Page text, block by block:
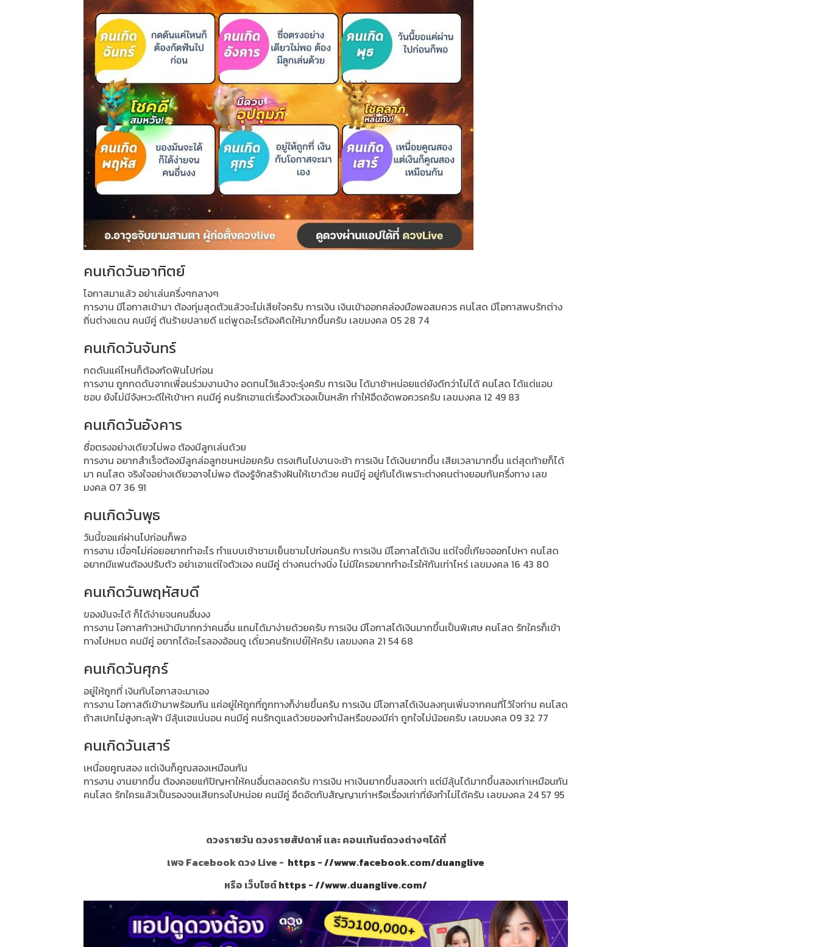
คนเกิดวันอาทิตย์
โอกาสมาแล้ว อย่าเล่นครึ่งๆกลางๆ
การงาน มีโอกาสเข้ามา ต้องทุ่มสุดตัวแล้วจะไม่เสียใจครับ การเงิน เงินเข้าออกคล่องมือพอสมควร คนโสด มีโอกาสพบรักต่าง
ถิ่นต่างแดน คนมีคู่ ต้นร้ายปลายดี แต่พูดอะไรต้องคิดให้มากขึ้นครับ เลขมงคล 05 28 74
คนเกิดวันจันทร์
กดดันแค่ไหนก็ต้องกัดฟันไปก่อน
การงาน ถูกกดดันจากเพื่อนร่วมงานบ้าง อดทนไว้แล้วจะรุ่งครับ การเงิน ได้มาช้าหน่อยแต่ยังดีกว่าไม่ได้ คนโสด ได้แต่แอบ
ชอบ ยังไม่มีจังหวะดีให้เข้าหา คนมีคู่ คนรักเอาแต่เรื่องตัวเองเป็นหลัก ทำให้อึดอัดพอควรครับ เลขมงคล 12 49 83
คนเกิดวันอังคาร
ซื่อตรงอย่างเดียวไม่พอ ต้องมีลูกเล่นด้วย
การงาน อยากสำเร็จต้องมีลูกล่อลูกชนหน่อยครับ ตรงเกินไปงานจะช้า การเงิน ได้เงินยากขึ้น เสียเวลามากขึ้น แต่สุดท้ายก็ได้
มา คนโสด จริงใจอย่างเดียวอาจไม่พอ ต้องรู้จักสร้างฝันให้เขาด้วย คนมีคู่ อยู่กันได้เพราะต่างคนต่างยอมกันครึ่งทาง เลข
มงคล 07 36 91
คนเกิดวันพุธ
วันนี้ขอแค่ผ่านไปก่อนก็พอ
การงาน เบื่อๆไม่ค่อยอยากทำอะไร ทำแบบเช้าชามเย็นชามไปก่อนครับ การเงิน มีโอกาสได้เงิน แต่ใจขี้เกียจออกไปหา คนโสด
อยากมีแฟนต้องปรับตัว อย่าเอาแต่ใจตัวเอง คนมีคู่ ต่างคนต่างนิ่ง ไม่มีใครอยากทำอะไรให้กันเท่าไหร่ เลขมงคล 16 43 80
คนเกิดวันพฤหัสบดี
ของมันจะได้ ก็ได้ง่ายจนคนอื่นงง
การงาน โอกาสก้าวหน้ามีมากกว่าคนอื่น แถมได้มาง่ายด้วยครับ การเงิน มีโอกาสได้เงินมากขึ้นเป็นพิเศษ คนโสด รักใครก็เข้า
ทางไปหมด คนมีคู่ อยากได้อะไรลองอ้อนดู เดี๋ยวคนรักเปย์ให้ครับ เลขมงคล 21 54 68
คนเกิดวันศุกร์
อยู่ให้ถูกที่ เงินกับโอกาสจะมาเอง
การงาน โอกาสดีเข้ามาพร้อมกัน แค่อยู่ให้ถูกที่ถูกทางก็ง่ายขึ้นครับ การเงิน มีโอกาสได้เงินลงทุนเพิ่มจากคนที่ไว้ใจท่าน คนโสด
ถ้าสเปกไม่สูงทะลุฟ้า มีลุ้นเฮแน่นอน คนมีคู่ คนรักดูแลด้วยของกำนัลหรือของมีค่า ถูกใจไม่น้อยครับ เลขมงคล 09 32 77
คนเกิดวันเสาร์
เหนื่อยคูณสอง แต่เงินก็คูณสองเหมือนกัน
การงาน งานยากขึ้น ต้องคอยแก้ปัญหาให้คนอื่นตลอดครับ การเงิน หาเงินยากขึ้นสองเท่า แต่มีลุ้นได้มากขึ้นสองเท่าเหมือนกัน
คนโสด รักใครแล้วเป็นรองจนเสียทรงไปหน่อย คนมีคู่ อึดอัดกับสัญญาเก่าหรือเรื่องเก่าที่ยังทำไม่ได้ครับ เลขมงคล 24 57 95
ดวงรายวัน ดวงรายสัปดาห์ และ คอนเท้นต์ดวงต่างๆได้ที่
เพจ Facebook ดวง Live - https - //www.facebook.com/duanglive
หรือ เว็บไซต์https - //www.duanglive.com/